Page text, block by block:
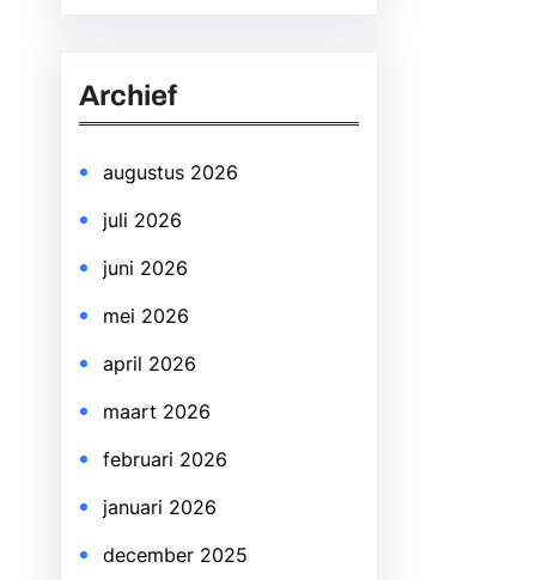
c
Archief
augustus 2026
juli 2026
juni 2026
mei 2026
april 2026
maart 2026
februari 2026
januari 2026
december 2025